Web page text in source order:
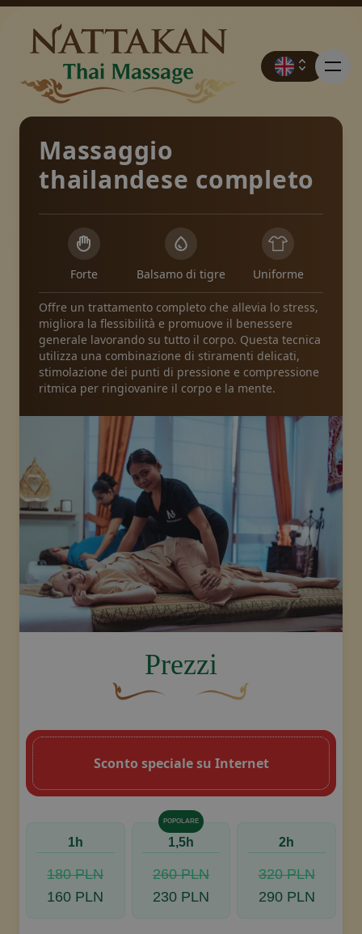
Prezzi
Prenotazione
Contatto
Promozioni
Pacchetti
Galleria
Notizie
Negozio online
Chiamateci
Prenota, contattaci
Massaggio
thailandese completo
Forte Balsamo di tigre Uniforme
Offre un trattamento completo che allevia lo stress,
migliora la flessibilità e promuove il benessere
generale lavorando su tutto il corpo. Questa tecnica
utilizza una combinazione di stiramenti delicati,
stimolazione dei punti di pressione e compressione
ritmica per ringiovanire il corpo e la mente.
Prezzi
Sconto speciale su Internet
1h
180 PLN
160 PLN
POPOLARE
1,5h
260 PLN
230 PLN
2h
320 PLN
290 PLN